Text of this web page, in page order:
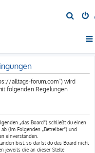
u
alltags-forum.com“) wird
folgenden Regelungen
„das Board“) schließt du einen
(im Folgenden „Betreiber“) und
einverstanden.
bist, so darfst du das Board nicht
jeweils die an dieser Stelle